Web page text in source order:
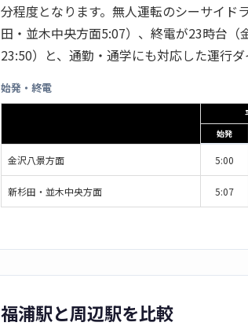
分程度となります。無人運転のシーサイド
田・並木中央方面5:07）、終電が23時台
23:50）と、通勤・通学にも対応した運行ダ
始発・終電
始発
金沢八景方面 5:00
新杉田・並木中央方面 5:07
福浦駅と周辺駅を比較